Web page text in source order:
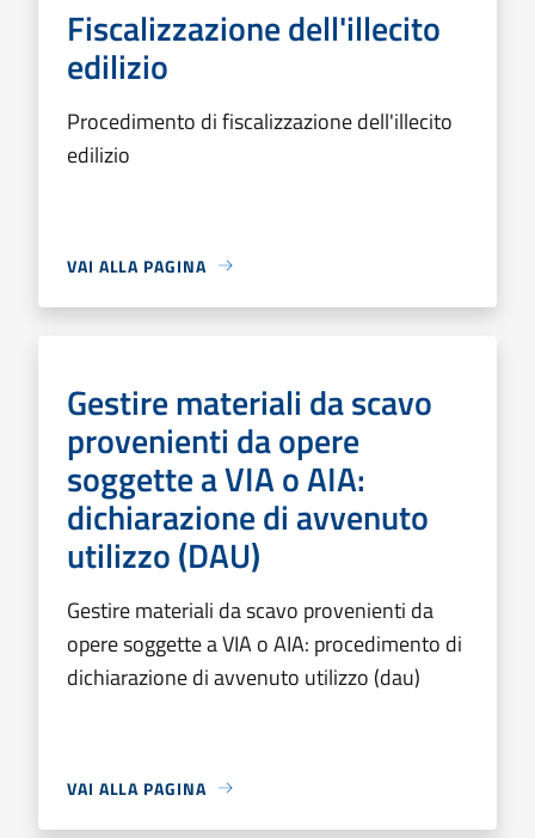
Fiscalizzazione dell'illecito
edilizio
Procedimento di fiscalizzazione dell'illecito
edilizio
VAI ALLA PAGINA
Gestire materiali da scavo
provenienti da opere
soggette a VIA o AIA:
dichiarazione di avvenuto
utilizzo (DAU)
Gestire materiali da scavo provenienti da
opere soggette a VIA o AIA: procedimento di
dichiarazione di avvenuto utilizzo (dau)
VAI ALLA PAGINA